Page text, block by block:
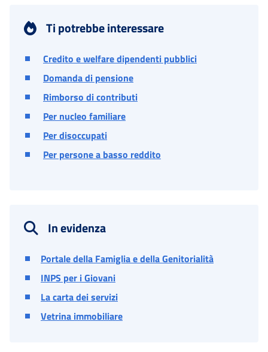
Ti potrebbe interessare
Credito e welfare dipendenti pubblici
Domanda di pensione
Rimborso di contributi
Per nucleo familiare
Per disoccupati
Per persone a basso reddito
In evidenza
Portale della Famiglia e della Genitorialità
INPS per i Giovani
La carta dei servizi
Vetrina immobiliare